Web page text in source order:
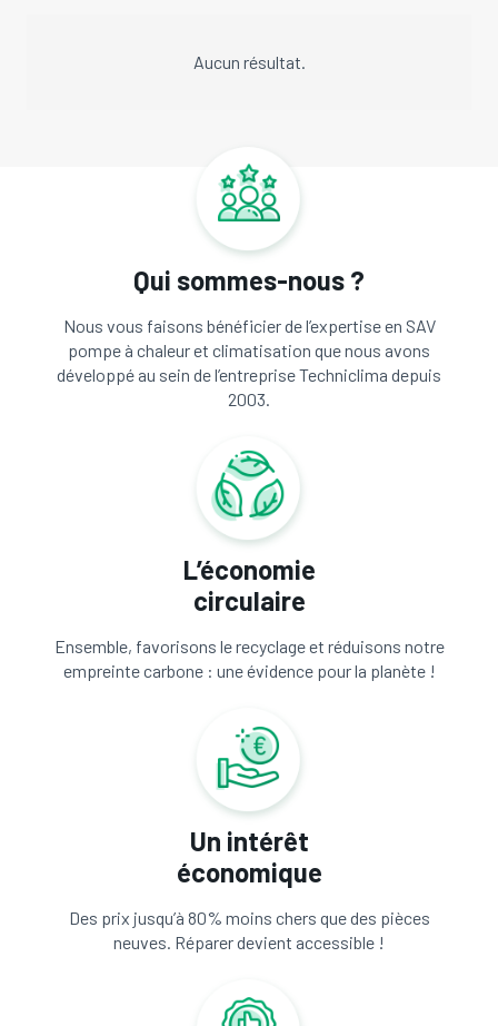
Aucun résultat.
Qui sommes-nous ?
Nous vous faisons bénéficier de l’expertise en SAV
pompe à chaleur et climatisation que nous avons
développé au sein de l’entreprise Techniclima depuis
2003.
L’économie
circulaire
Ensemble, favorisons le recyclage et réduisons notre
empreinte carbone : une évidence pour la planète !
Un intérêt
économique
Des prix jusqu’à 80% moins chers que des pièces
neuves. Réparer devient accessible !